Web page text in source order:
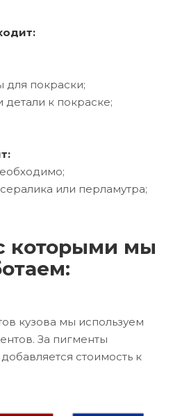
для покраски;
к покраске;
или перламутра;
которыми мы
кузова мы используем
За пигменты
стоимость к